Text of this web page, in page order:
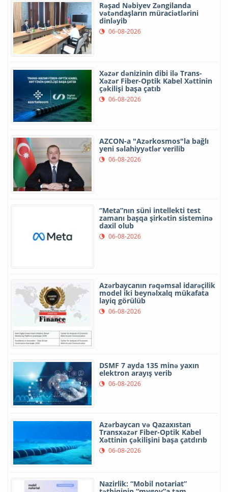
Rəşad Nəbiyev Zəngilanda
vətəndaşların müraciətlərini
dinləyib
06-08-2026
Xəzər dənizinin dibi ilə Trans-
Xəzər Fiber-Optik Kabel Xəttinin
çəkilişi başa çatıb
06-08-2026
AZCON-a "Azərkosmos"la bağlı
yeni səlahiyyətlər verilib
06-08-2026
“Meta”nın süni intellekti test
zamanı başqa şirkətin sisteminə
daxil olub
06-08-2026
Azərbaycanın rəqəmsal idarəçilik
model iki beynəlxalq mükafata
layiq görülüb
06-08-2026
DSMF 7 ayda 135 minə yaxın
elektron arayış verib
06-08-2026
Azərbaycan və Qazaxıstan
Transxəzər Fiber-Optik Kabel
Xəttinin çəkilişini başa çatdırıb
06-08-2026
Nazirlik: “Mobil notariat”